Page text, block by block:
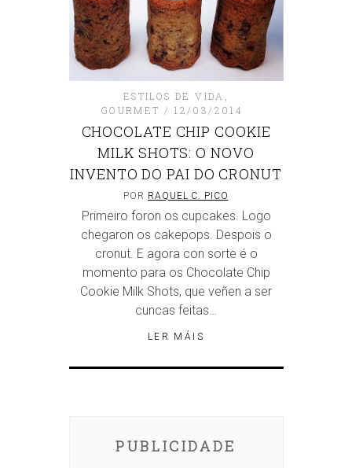
ESTILOS DE VIDA
GOURMET
12/03/2014
CHOCOLATE CHIP COOKIE
MILK SHOTS: O NOVO
INVENTO DO PAI DO CRONUT
POR RAQUEL C. PICO
Primeiro foron os cupcakes. Logo
chegaron os cakepops. Despois o
cronut. E agora con sorte é o
momento para os Chocolate Chip
Cookie Milk Shots, que veñen a ser
cuncas feitas…
LER MÁIS
PUBLICIDADE